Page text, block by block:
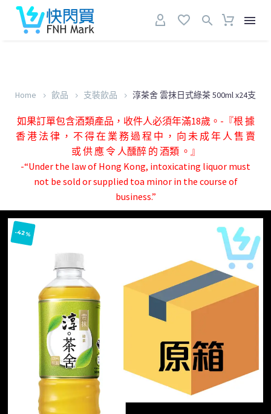
Home 飲品 支裝飲品 淳茶舍 雲抹日式綠茶 500ml x24支
如果訂單包含酒類產品，收件人必須年滿18歲。-『根 據
香 港 法 律 ， 不 得 在 業 務 過 程 中 ， 向 未 成 年 人 售 賣
或 供 應 令 人醺醉 的 酒類 。』
-“Under the law of Hong Kong, intoxicating liquor must
not be sold or supplied toa minor in the course of
business.”
-42%